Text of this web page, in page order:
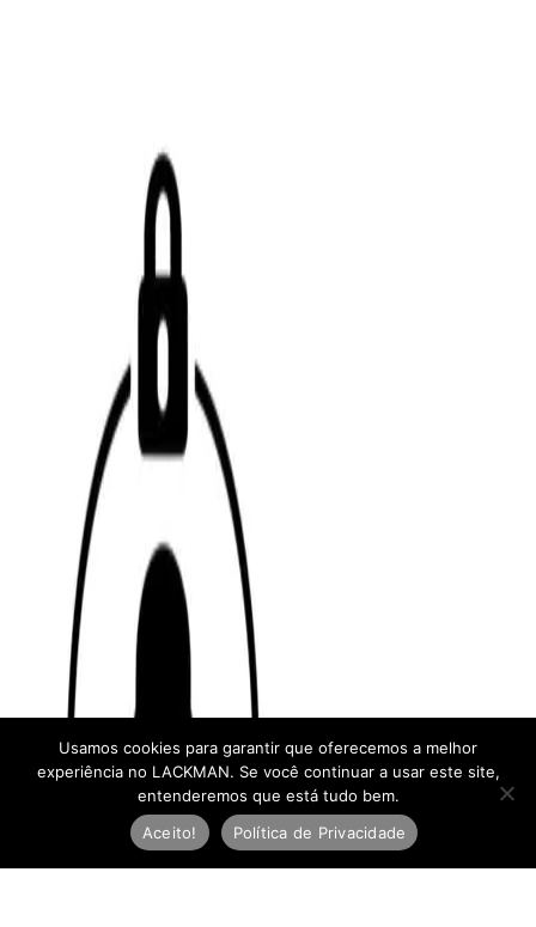
Usamos cookies para garantir que oferecemos a melhor
experiência no LACKMAN. Se você continuar a usar este site,
entenderemos que está tudo bem.
Aceito!
Política de Privacidade